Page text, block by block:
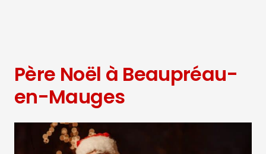
Père Noël à Beaupréau-
en-Mauges